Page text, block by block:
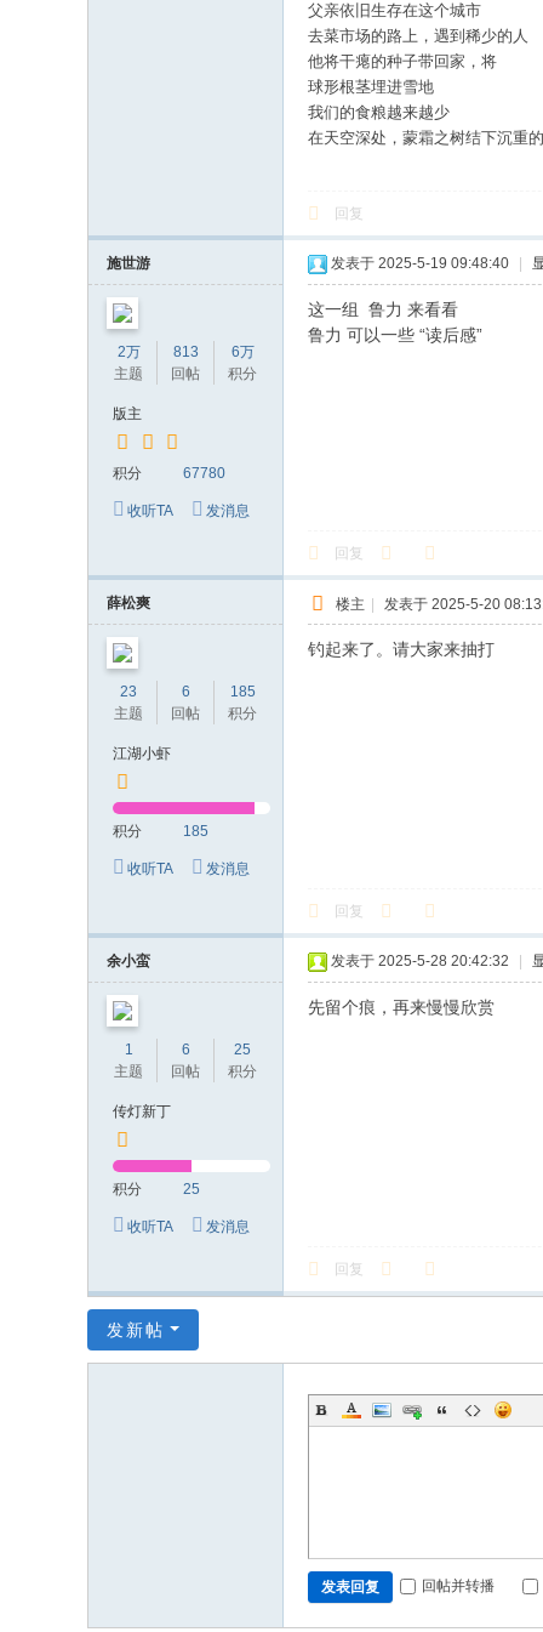
父亲依旧生存在这个城市
去菜市场的路上，遇到稀少的人
他将干瘪的种子带回家，将
球形根茎埋进雪地
我们的食粮越来越少
在天空深处，蒙霜之树结下沉重
回复
施世游
2万
主题
813
回帖
6万
积分
版主
积分 67780
收听TA 发消息
发表于 2025-5-19 09:48:40
这一组 鲁力 来看看
鲁力 可以一些 “读后感”
回复
薛松爽
23
主题
6
回帖
185
积分
江湖小虾
积分 185
收听TA 发消息
楼主 | 发表于 2025-5-20
钓起来了。请大家来抽打
回复
余小蛮
1
主题
6
回帖
25
积分
传灯新丁
积分 25
收听TA 发消息
发表于 2025-5-28 20:42:32
先留个痕，再来慢慢欣赏
回复
发新帖
发表回复 回帖并转播